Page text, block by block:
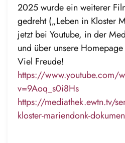
2025 wurde ein weiterer
gedreht („Leben in Kloster
jetzt bei Youtube, in der
und über unsere
Viel Freude!
https://www.youtube.com/
v=9Aoq_s0i8Hs
https://mediathek.ewtn.tv/
kloster-mariendonk-